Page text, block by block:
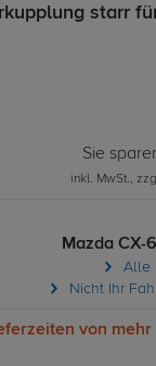
starr
Sie
inkl. MwSt.,
Mazda
Alle
Nicht Ihr
von mehr